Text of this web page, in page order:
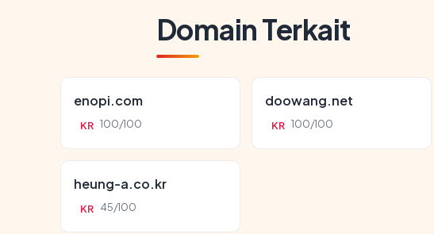
Domain Terkait
enopi.com
KR 100/100
doowang.net
KR 100/100
heung-a.co.kr
KR 45/100